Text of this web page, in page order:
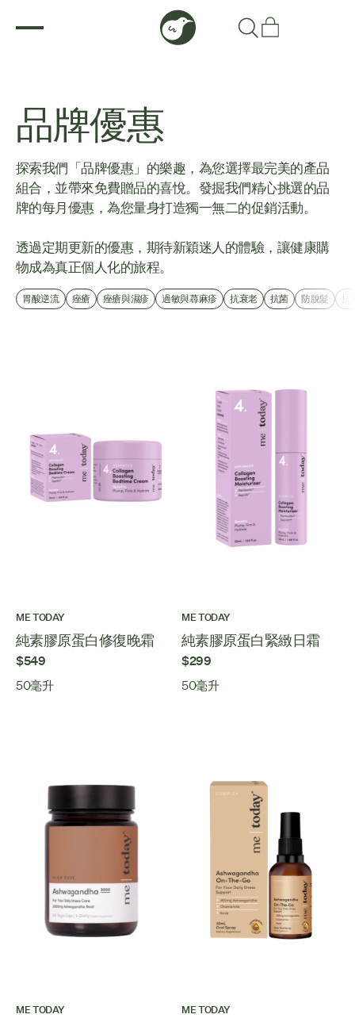
品牌優惠
探索我們「品牌優惠」的樂趣，為您選擇最完美的產品
組合，並帶來免費贈品的喜悅。發掘我們精心挑選的品
牌的每月優惠，為您量身打造獨一無二的促銷活動。
透過定期更新的優惠，期待新穎迷人的體驗，讓健康購
物成為真正個人化的旅程。
胃酸逆流 痤瘡 痤瘡與濕疹 過敏與蕁麻疹 抗衰老 抗菌 防脫髮 抗
ME TODAY
純素膠原蛋白修復晚霜
$549
50毫升
ME TODAY
純素膠原蛋白緊緻日霜
$299
50毫升
ME TODAY ME TODAY